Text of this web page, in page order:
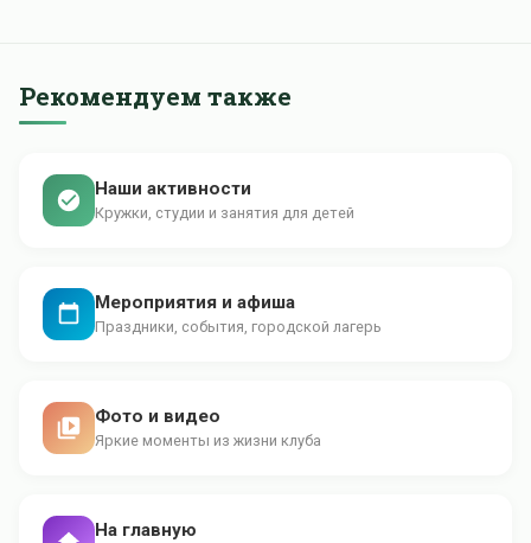
Рекомендуем также
Наши активности
Кружки, студии и занятия для детей
Мероприятия и афиша
Праздники, события, городской лагерь
Фото и видео
Яркие моменты из жизни клуба
На главную